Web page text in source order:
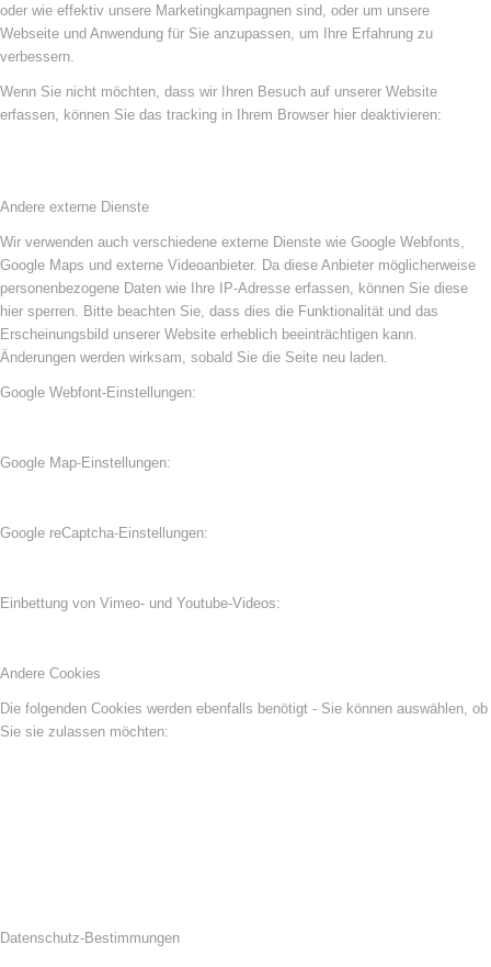
oder wie effektiv unsere Marketingkampagnen sind, oder um unsere
Webseite und Anwendung für Sie anzupassen, um Ihre Erfahrung zu
verbessern.
Wenn Sie nicht möchten, dass wir Ihren Besuch auf unserer Website
erfassen, können Sie das tracking in Ihrem Browser hier deaktivieren:
Andere externe Dienste
Wir verwenden auch verschiedene externe Dienste wie Google Webfonts,
Google Maps und externe Videoanbieter. Da diese Anbieter möglicherweise
personenbezogene Daten wie Ihre IP-Adresse erfassen, können Sie diese
hier sperren. Bitte beachten Sie, dass dies die Funktionalität und das
Erscheinungsbild unserer Website erheblich beeinträchtigen kann.
Änderungen werden wirksam, sobald Sie die Seite neu laden.
Google Webfont-Einstellungen:
Google Map-Einstellungen:
Google reCaptcha-Einstellungen:
Einbettung von Vimeo- und Youtube-Videos:
Andere Cookies
Die folgenden Cookies werden ebenfalls benötigt - Sie können auswählen, ob
Sie sie zulassen möchten:
Datenschutz-Bestimmungen